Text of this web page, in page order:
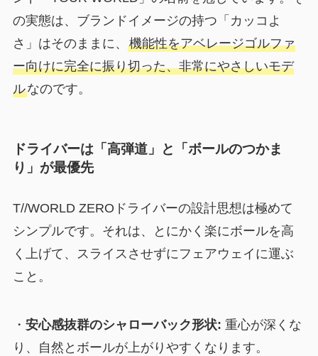
の実態は、ブランドイメージの持つ「カッコよ
さ」はそのままに、 機能性をアベレージゴルファ
ー向けに完全に振り切った、非常にやさしいモデ
ルなのです。
ドライバーは「高弾道」と「ボールのつかま
り」が最優先
T//WORLD ZEROドライバーの設計思想は極めて
シンプルです。それは、とにかく楽にボールを高
く上げて、スライスさせずにフェアウェイに運ぶ
こと。
・ 安心感抜群のシャローバック形状: 重心が深くな
り、自然とボールが上がりやすくなります。